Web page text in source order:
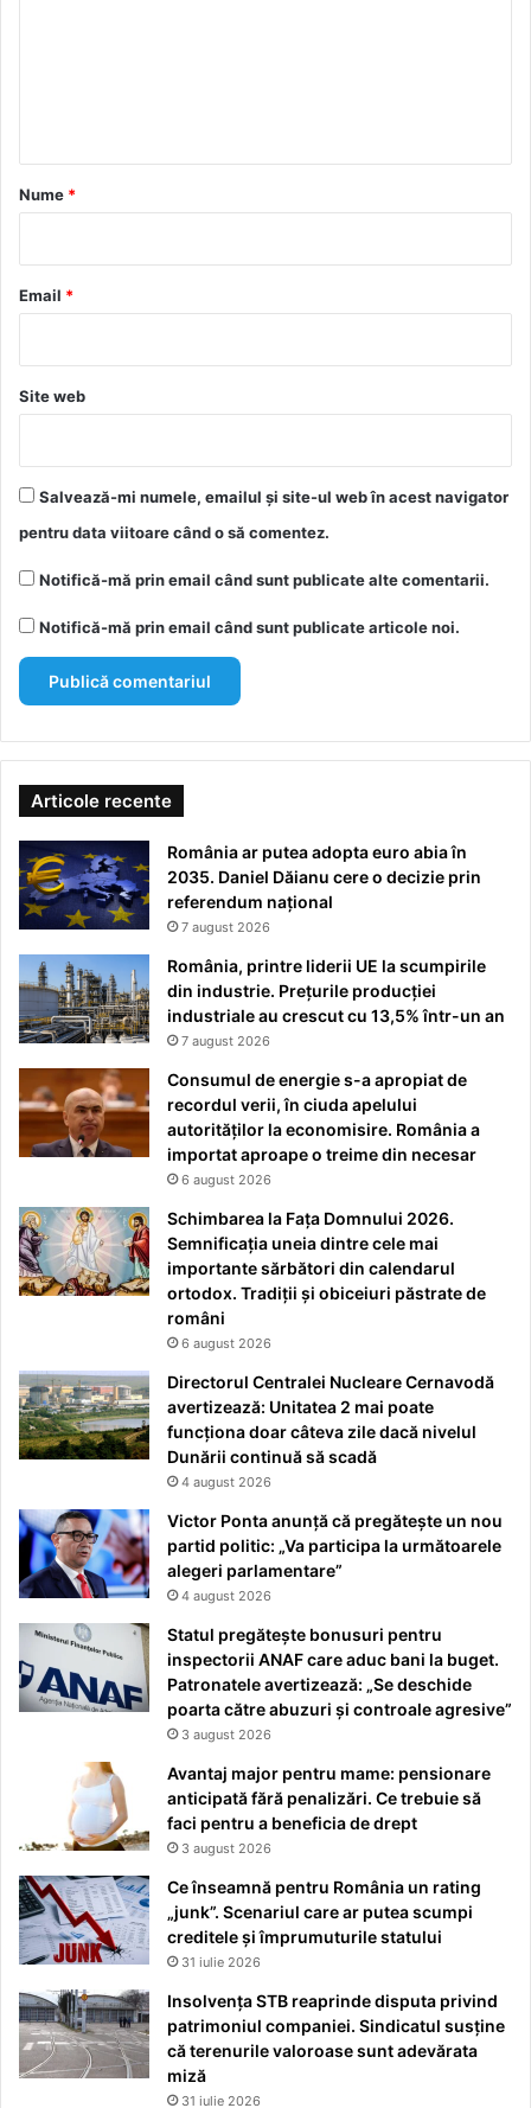
r
*
Nume *
Email *
Site web
Salvează-mi numele, emailul și site-ul web în acest navigator
pentru data viitoare când o să comentez.
Notifică-mă prin email când sunt publicate alte comentarii.
Notifică-mă prin email când sunt publicate articole noi.
Articole recente
România ar putea adopta euro abia în
2035. Daniel Dăianu cere o decizie prin
referendum național
7 august 2026
România, printre liderii UE la scumpirile
din industrie. Prețurile producției
industriale au crescut cu 13,5% într-un an
7 august 2026
Consumul de energie s-a apropiat de
recordul verii, în ciuda apelului
autorităților la economisire. România a
importat aproape o treime din necesar
6 august 2026
Schimbarea la Fața Domnului 2026.
Semnificația uneia dintre cele mai
importante sărbători din calendarul
ortodox. Tradiții și obiceiuri păstrate de
români
6 august 2026
Directorul Centralei Nucleare Cernavodă
avertizează: Unitatea 2 mai poate
funcționa doar câteva zile dacă nivelul
Dunării continuă să scadă
4 august 2026
Victor Ponta anunță că pregătește un nou
partid politic: „Va participa la următoarele
alegeri parlamentare”
4 august 2026
Statul pregătește bonusuri pentru
inspectorii ANAF care aduc bani la buget.
Patronatele avertizează: „Se deschide
poarta către abuzuri și controale agresive”
3 august 2026
Avantaj major pentru mame: pensionare
anticipată fără penalizări. Ce trebuie să
faci pentru a beneficia de drept
3 august 2026
Ce înseamnă pentru România un rating
„junk”. Scenariul care ar putea scumpi
creditele și împrumuturile statului
31 iulie 2026
Insolvența STB reaprinde disputa privind
patrimoniul companiei. Sindicatul susține
că terenurile valoroase sunt adevărata
miză
31 iulie 2026